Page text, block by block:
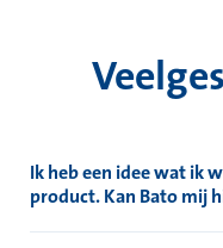
Ik heb een idee wat ik
product. Kan Bato mij